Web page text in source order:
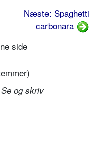
Næste: Spaghetti
carbonara
side
Se og skriv